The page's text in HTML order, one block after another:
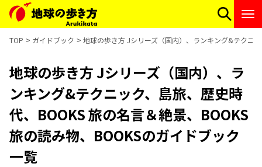
TOP ガイドブック 地球の歩き方 Jシリーズ（国内）、ランキング&テクニ
地球の歩き方 Jシリーズ（国内）、ラ
ンキング&テクニック、島旅、歴史時
代、BOOKS 旅の名言＆絶景、BOOKS
旅の読み物、BOOKSのガイドブック
一覧